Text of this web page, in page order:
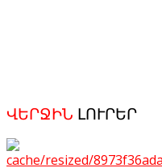
ՎԵՐՋԻՆ ԼՈՒՐԵՐ